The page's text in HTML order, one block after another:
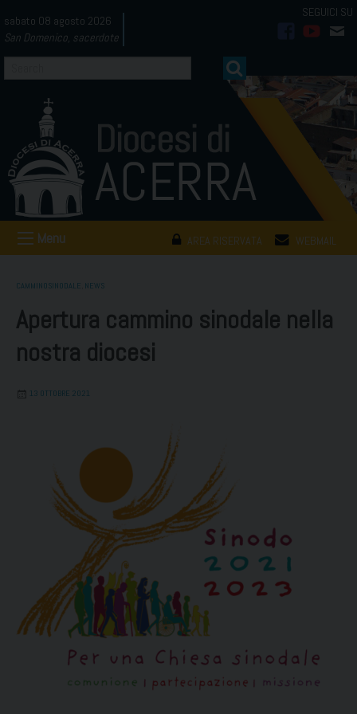
to
content
sabato 08 agosto 2026
San Domenico, sacerdote
AREA RISERVATA WEBMAIL
Menu
CAMMINOSINODALE NEWS
Apertura cammino sinodale nella
nostra diocesi
13 OTTOBRE 2021